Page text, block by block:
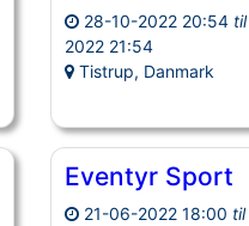
28-10-2022 20:54 til
2022 21:54
Tistrup, Danmark
Eventyr Sport
21-06-2022 18:00 til